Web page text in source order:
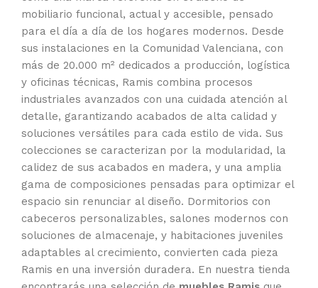
mobiliario funcional, actual y accesible, pensado
para el día a día de los hogares modernos. Desde
sus instalaciones en la Comunidad Valenciana, con
más de 20.000 m² dedicados a producción, logística
y oficinas técnicas, Ramis combina procesos
industriales avanzados con una cuidada atención al
detalle, garantizando acabados de alta calidad y
soluciones versátiles para cada estilo de vida. Sus
colecciones se caracterizan por la modularidad, la
calidez de sus acabados en madera, y una amplia
gama de composiciones pensadas para optimizar el
espacio sin renunciar al diseño. Dormitorios con
cabeceros personalizables, salones modernos con
soluciones de almacenaje, y habitaciones juveniles
adaptables al crecimiento, convierten cada pieza
Ramis en una inversión duradera. En nuestra tienda